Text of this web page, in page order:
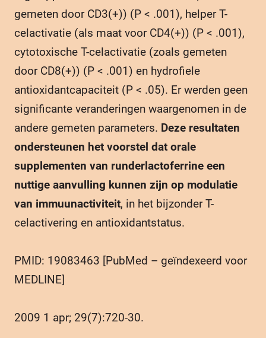
gemeten door CD3(+)) (P < .001), helper T-
celactivatie (als maat voor CD4(+)) (P < .001),
cytotoxische T-celactivatie (zoals gemeten
door CD8(+)) (P < .001) en hydrofiele
antioxidantcapaciteit (P < .05). Er werden geen
significante veranderingen waargenomen in de
andere gemeten parameters. Deze resultaten
ondersteunen het voorstel dat orale
supplementen van runderlactoferrine een
nuttige aanvulling kunnen zijn op modulatie
van immuunactiviteit, in het bijzonder T-
celactivering en antioxidantstatus.
PMID: 19083463 [PubMed – geïndexeerd voor
MEDLINE]
2009 1 apr; 29(7):720-30.